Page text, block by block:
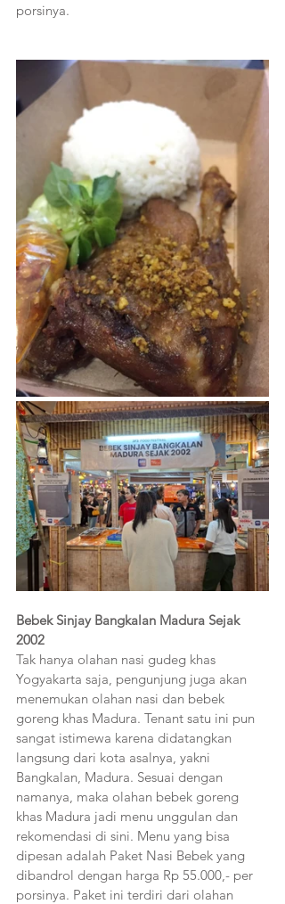
porsinya.
Bebek Sinjay Bangkalan Madura Sejak
2002
Tak hanya olahan nasi gudeg khas
Yogyakarta saja, pengunjung juga akan
menemukan olahan nasi dan bebek
goreng khas Madura. Tenant satu ini pun
sangat istimewa karena didatangkan
langsung dari kota asalnya, yakni
Bangkalan, Madura. Sesuai dengan
namanya, maka olahan bebek goreng
khas Madura jadi menu unggulan dan
rekomendasi di sini. Menu yang bisa
dipesan adalah Paket Nasi Bebek yang
dibandrol dengan harga Rp 55.000,- per
porsinya. Paket ini terdiri dari olahan